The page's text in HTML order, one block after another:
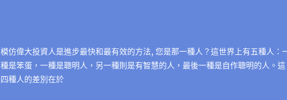
模仿偉大投資人是進步最快和最有效的方法, 您是那一種人？這世界上有五種人：
種是笨蛋，一種是聰明人，另一種則是有智慧的人，最後一種是自作聰明的人。這
四種人的差別在於